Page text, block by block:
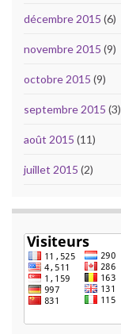
décembre 2015 (6)
novembre 2015 (9)
octobre 2015 (9)
septembre 2015 (3)
août 2015 (11)
juillet 2015 (2)